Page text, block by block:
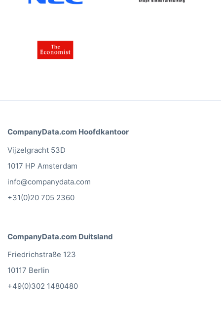
CompanyData.com Hoofdkantoor
Vijzelgracht 53D
1017 HP Amsterdam
info@companydata.com
+31(0)20 705 2360
CompanyData.com Duitsland
Friedrichstraße 123
10117 Berlin
+49(0)302 1480480